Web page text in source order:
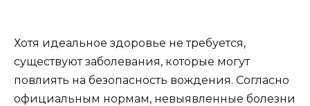
Хотя идеальное здоровье не требуется,
существуют заболевания, которые могут
повлиять на безопасность вождения. Согласно
официальным нормам, невыявленные болезни